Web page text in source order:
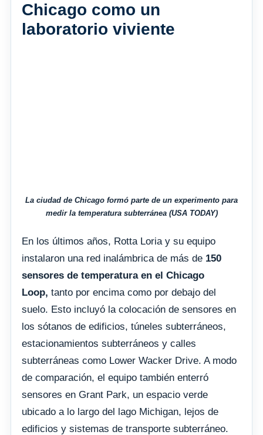
Chicago como un
laboratorio viviente
La ciudad de Chicago formó parte de un experimento para
medir la temperatura subterránea (USA TODAY)
En los últimos años, Rotta Loria y su equipo
instalaron una red inalámbrica de más de 150
sensores de temperatura en el Chicago
Loop, tanto por encima como por debajo del
suelo. Esto incluyó la colocación de sensores en
los sótanos de edificios, túneles subterráneos,
estacionamientos subterráneos y calles
subterráneas como Lower Wacker Drive. A modo
de comparación, el equipo también enterró
sensores en Grant Park, un espacio verde
ubicado a lo largo del lago Michigan, lejos de
edificios y sistemas de transporte subterráneo.